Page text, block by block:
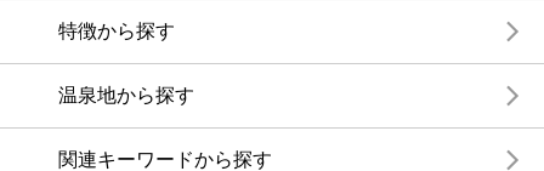
特徴から探す
温泉地から探す
関連キーワードから探す